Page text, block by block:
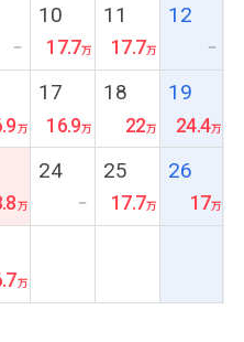
ー
10
17.7
11
17.7
12
ー
17
16.9
18
22
19
24.4
24
ー
25
17.7
26
17